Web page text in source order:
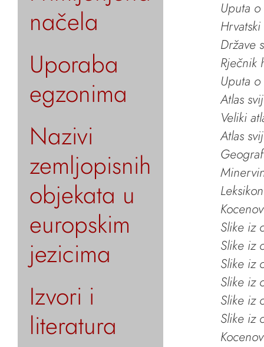
načela
Uporaba
egzonima
Nazivi
zemljopisnih
objekata u
europskim
jezicima
Izvori i
literatura
Uputa
Države
Rječnik
Uputa
Atlas
Veliki
Atlas
Slike iz
Slike iz
Slike iz
Slike iz
Slike iz
Slike iz